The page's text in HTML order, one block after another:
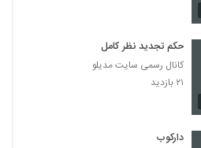
حکم تجدید نظر کامل
کانال رسمی سایت مدیلو
۲۱ بازدید
دارکوب